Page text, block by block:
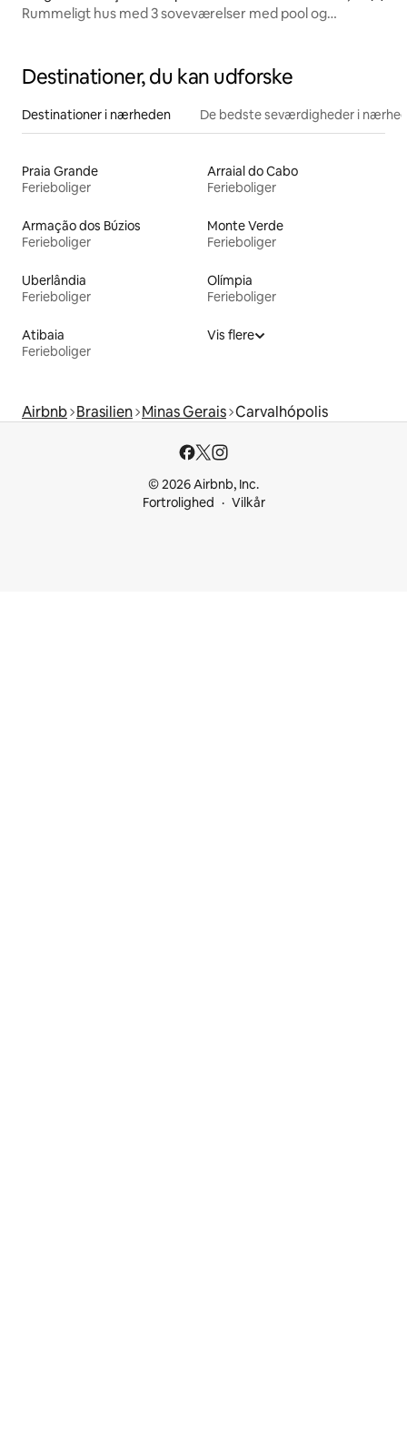
Rummeligt hus med 3 soveværelser med pool og
Destinationer, du kan udforske
Destinationer i nærheden De bedste seværdigheder i
Praia Grande
Ferieboliger
Arraial do Cabo
Ferieboliger
Armação dos Búzios
Ferieboliger
Monte Verde
Ferieboliger
Uberlândia
Ferieboliger
Olímpia
Ferieboliger
Atibaia
Ferieboliger
Vis flere
Airbnb Brasilien Minas Gerais Carvalhópolis
© 2026 Airbnb, Inc.
Fortrolighed
Vilkår